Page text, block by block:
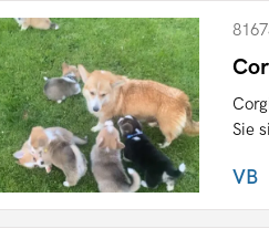
Sie
VB